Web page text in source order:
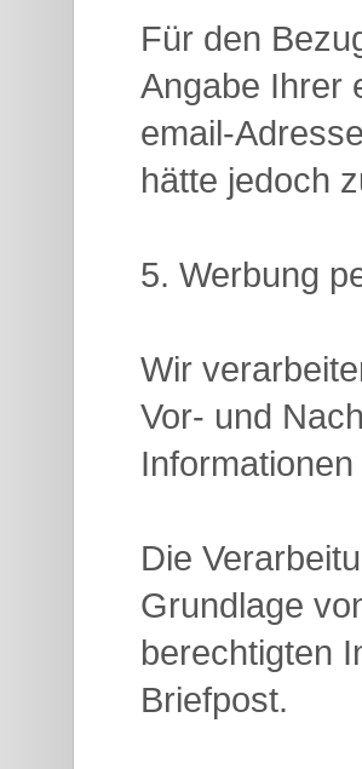
Für den
Angabe Ihrer
email-
hätte jedoch
5. Werbung
Wir
Vor- und
Die
Grundlage
berechtigten
Briefpost.